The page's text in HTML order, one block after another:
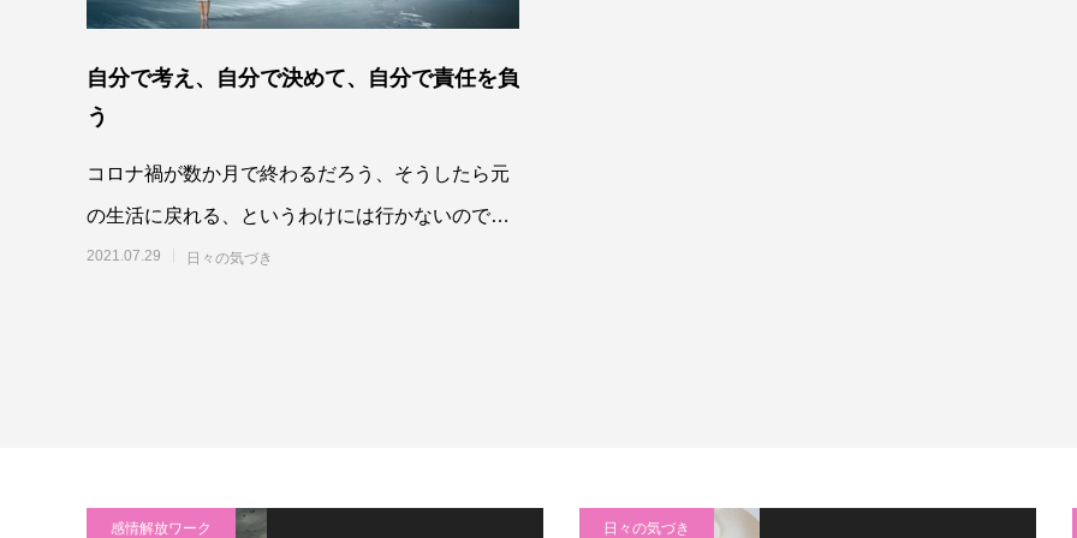
自分で考え、自分で決めて、自分で責任を負
う
コロナ禍が数か月で終わるだろう、そうしたら元
の生活に戻れる、というわけには行かないのでは
ないかな、と思います。私たち一人一人の外面
2021.07.29 日々の気づき
感情解放ワーク 日々の気づき